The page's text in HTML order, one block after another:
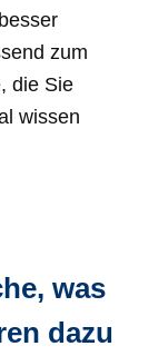
zum
die Sie
wissen
was
dazu